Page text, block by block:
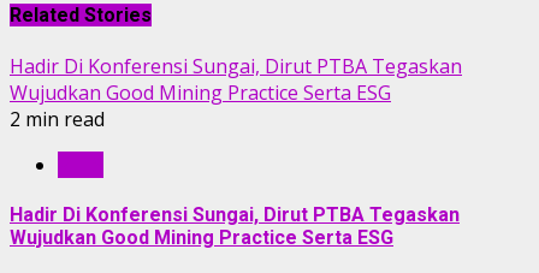
Related Stories
Hadir Di Konferensi Sungai, Dirut PTBA Tegaskan
Wujudkan Good Mining Practice Serta ESG
2 min read
Hadir Di Konferensi Sungai, Dirut PTBA Tegaskan
Wujudkan Good Mining Practice Serta ESG